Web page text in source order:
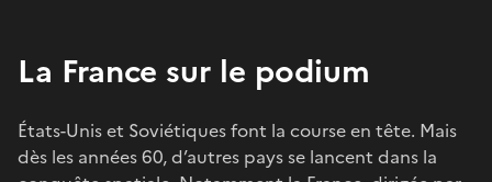
La France sur le podium
États-Unis et Soviétiques font la course en tête. Mais
dès les années 60, d’autres pays se lancent dans la